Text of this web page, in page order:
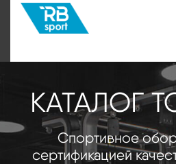
КАТАЛОГ
Спортивное
сертификацией